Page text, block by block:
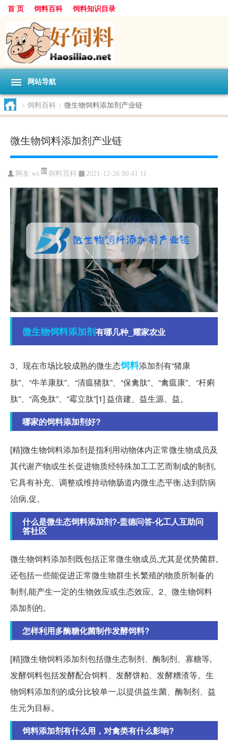
首 页 饲料百科 饲料知识目录
网站导航
> 饲料百科 > 微生物饲料添加剂产业链
微生物饲料添加剂产业链
网友:ws 饲料百科 2021-12-26 00:41:11
微生物饲料添加剂有哪几种_耀家农业
3、现在市场比较成熟的微生态饲料添加剂有“猪康
肽”、“牛羊康肽”、“清瘟猪肽”、“保禽肽”、“禽瘟康”、“杆痢
肽”、“高免肽”、“霉立肽”[1] 益倍建、益生源、益。
哪家的饲料添加剂好?
[精]微生物饲料添加剂是指利用动物体内正常微生物成员及
其代谢产物或生长促进物质经特殊加工工艺而制成的制剂,
它具有补充、调整或维持动物肠道内微生态平衡,达到防病
治病,促。
什么是微生态饲料添加剂?-盖德问答-化工人互助问
答社区
微生物饲料添加剂既包括正常微生物成员,尤其是优势菌群,
还包括一些能促进正常微生物群生长繁殖的物质所制备的
制剂,能产生一定的生物效应或生态效应。2、微生物饲料
添加剂的。
怎样利用多酶糖化菌制作发酵饲料?
[精]微生物饲料添加剂包括微生态制剂、酶制剂、寡糖等,
发酵饲料包括发酵配合饲料、发酵饼粕、发酵糟渣等。生
物饲料添加剂的成分比较单一,以提供益生菌、酶制剂、益
生元为目标。
饲料添加剂有什么用，对禽类有什么影响?